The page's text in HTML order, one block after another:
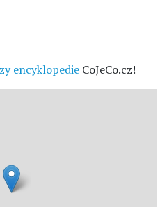
encyklopedie CoJeCo.cz!